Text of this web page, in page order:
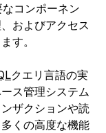
コンポーネン
およびアクセス
す。
クエリ言語の実
ス管理システム
ザクションや読
くの高度な機能